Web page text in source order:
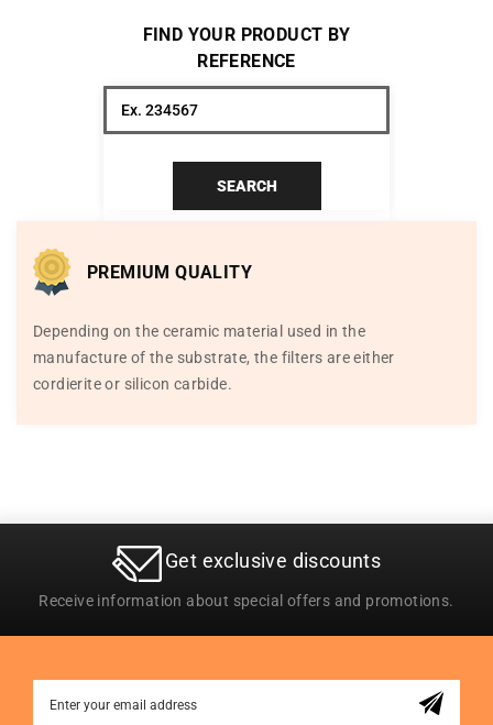
FIND YOUR PRODUCT BY
REFERENCE
SEARCH
PREMIUM QUALITY
Depending on the ceramic material used in the
manufacture of the substrate, the filters are either
cordierite or silicon carbide.
Get exclusive discounts
Receive information about special offers and promotions.